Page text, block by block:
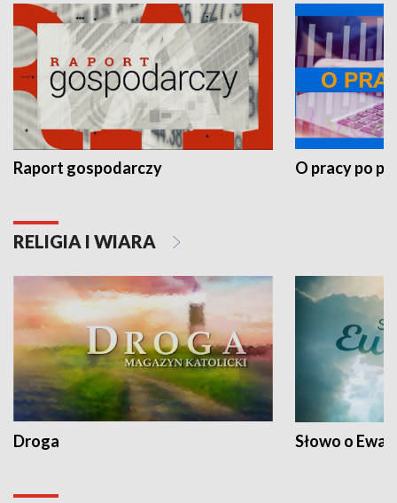
Raport gospodarczy O pracy po
RELIGIA I WIARA
Droga Słowo o